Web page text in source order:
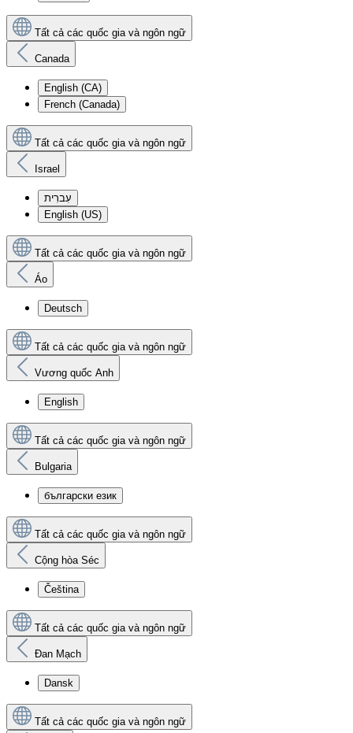
Tất cả các quốc gia và ngôn ngữ
Canada
English (CA)
French (Canada)
Tất cả các quốc gia và ngôn ngữ
Israel
עִברִית
English (US)
Tất cả các quốc gia và ngôn ngữ
Áo
Deutsch
Tất cả các quốc gia và ngôn ngữ
Vương quốc Anh
English
Tất cả các quốc gia và ngôn ngữ
Bulgaria
български език
Tất cả các quốc gia và ngôn ngữ
Cộng hòa Séc
Čeština
Tất cả các quốc gia và ngôn ngữ
Đan Mạch
Dansk
Tất cả các quốc gia và ngôn ngữ